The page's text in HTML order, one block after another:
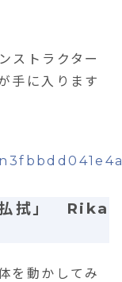
ストラクター
手に入ります
払拭」 Rika
を動かしてみ